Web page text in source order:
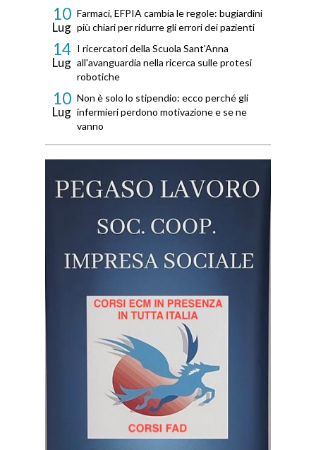
10
Lug
Farmaci, EFPIA cambia le regole: bugiardini
più chiari per ridurre gli errori dei pazienti
14
Lug
I ricercatori della Scuola Sant'Anna
all'avanguardia nella ricerca sulle protesi
robotiche
10
Lug
Non è solo lo stipendio: ecco perché gli
infermieri perdono motivazione e se ne
vanno